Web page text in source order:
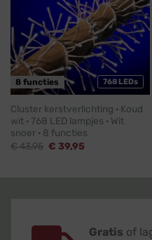
768 LEDs
8 functies
Cluster kerstverlichting · Koud
wit · 768 LED lampjes · Wit
snoer · 8 functies
€43,95 Oorspronkelijke
€ 39,95Huidige
Gratis of